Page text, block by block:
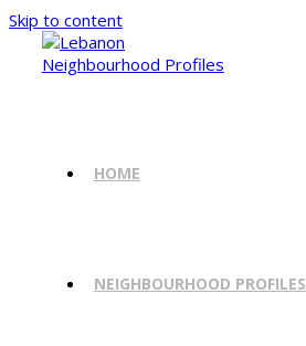
Skip to content
HOME
NEIGHBOURHOOD PROFILES